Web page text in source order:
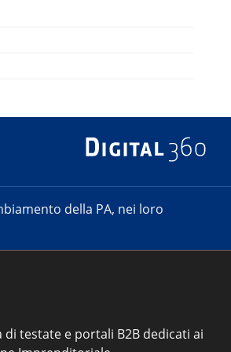
della PA, nei loro
testate e portali B2B dedicati ai